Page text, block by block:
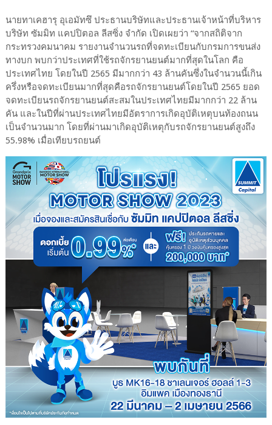
นายทาเคฮารุ อุเอมัทซึ ประธานบริษัทและประธานเจ้าหน้าที่บริหาร
บริษัท ซัมมิท แคปปิตอล ลีสซิ่ง จำกัด เปิดเผยว่า “จากสถิติจาก
กระทรวงคมนาคม รายงานจำนวนรถที่จดทะเบียนกับกรมการขนส่ง
ทางบก พบกว่าประเทศที่ใช้รถจักรยานยนต์มากที่สุดในโลก คือ
ประเทศไทย โดยในปี 2565 มีมากกว่า 43 ล้านคันซึ่งในจำนวนนี้เกิน
ครึ่งหรือจดทะเบียนมากที่สุดคือรถจักรยานยนต์โดยในปี 2565 ยอด
จดทะเบียนรถจักรยานยนต์สะสมในประเทศไทยมีมากกว่า 22 ล้าน
คัน และในปีที่ผ่านประเทศไทยมีอัตราการเกิดอุบัติเหตุบนท้องถนน
เป็นจำนวนมาก โดยที่ผ่านมาเกิดอุบัติเหตุกับรถจักรยานยนต์สูงถึง
55.98% เมื่อเทียบรถยนต์